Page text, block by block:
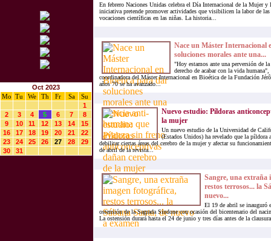
Oct 2023
Mo
Tu We Th Fr Sa
Su
1
2
3 4 5 6 7
8
9
10 11 12 13 14
15
16
17 18 19 20 21
22
23
24 25 26 27 28
29
30
31
En febrero Naciones Unidas celebra el Día Internacional de la Mujer y
iniciativa pretende promover actividades que visibilicen la labor de
vocaciones científicas en las niñas. La historia...
Nace un Máster Internacional
soluciones morales ante una...
"Hoy estamos ante una perversión de
derecho de acabar con la vida
coordinadora del Máster Internacional en Bioética de la Fundación
años 70 se ha avanzado...
Nuevo estudio: Píldoras
la mujer
Un nuevo estudio de la Universidad de
(Estados Unidos) ha revelado que la píldora
debilitar ciertas áreas del cerebro de la mujer y afectar su
de abril de la revista...
Sangre, una extraña
restos terrosos... la
nuevo...
El 19 de abril se inauguró
ostensión de la Sagrada Sindone con ocasión del bicentenario del
La ostensión durará hasta el 24 de junio y tres días antes de la